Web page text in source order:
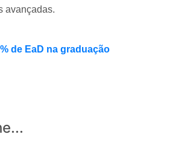
avançadas.
de EaD na graduação